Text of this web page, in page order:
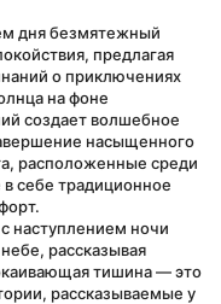
дня безмятежный
предлагая
о приключениях
на фоне
создает волшебное
насыщенного
расположенные среди
себе традиционное
наступлением ночи
рассказывая
тишина — это
рассказываемые у